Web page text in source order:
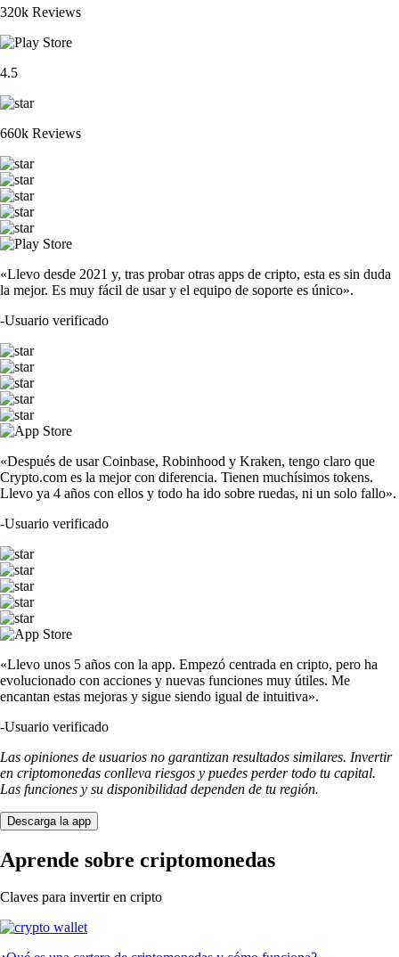
320k Reviews
4.5
660k Reviews
«Llevo desde 2021 y, tras probar otras apps de cripto, esta es sin duda
la mejor. Es muy fácil de usar y el equipo de soporte es único».
-Usuario verificado
«Después de usar Coinbase, Robinhood y Kraken, tengo claro que
Crypto.com es la mejor con diferencia. Tienen muchísimos tokens.
Llevo ya 4 años con ellos y todo ha ido sobre ruedas, ni un solo fallo».
-Usuario verificado
«Llevo unos 5 años con la app. Empezó centrada en cripto, pero ha
evolucionado con acciones y nuevas funciones muy útiles. Me
encantan estas mejoras y sigue siendo igual de intuitiva».
-Usuario verificado
Las opiniones de usuarios no garantizan resultados similares. Invertir
en criptomonedas conlleva riesgos y puedes perder todo tu capital.
Las funciones y su disponibilidad dependen de tu región.
Descarga la app
Aprende sobre criptomonedas
Claves para invertir en cripto